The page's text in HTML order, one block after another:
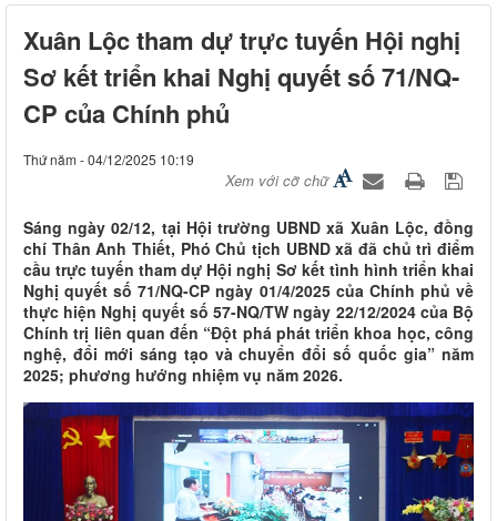
Xuân Lộc tham dự trực tuyến Hội nghị
Sơ kết triển khai Nghị quyết số 71/NQ-
CP của Chính phủ
Thứ năm - 04/12/2025 10:19
Xem với cỡ chữ
Sáng ngày 02/12, tại Hội trường UBND xã Xuân Lộc, đồng
chí Thân Anh Thiết, Phó Chủ tịch UBND xã đã chủ trì điểm
cầu trực tuyến tham dự Hội nghị Sơ kết tình hình triển khai
Nghị quyết số 71/NQ-CP ngày 01/4/2025 của Chính phủ về
thực hiện Nghị quyết số 57-NQ/TW ngày 22/12/2024 của Bộ
Chính trị liên quan đến “Đột phá phát triển khoa học, công
nghệ, đổi mới sáng tạo và chuyển đổi số quốc gia” năm
2025; phương hướng nhiệm vụ năm 2026.